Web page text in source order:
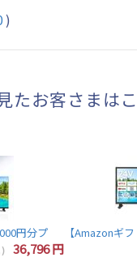
)
たお客さまは
円分プレゼント】東芝
) 36,796円